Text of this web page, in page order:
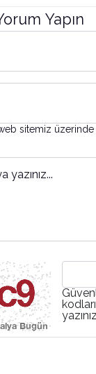
Yapın
sitemiz üzerinde
yazınız...
yazınız